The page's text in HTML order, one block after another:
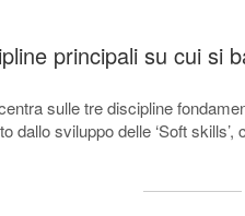
principali su cui si
sulle tre discipline
dallo sviluppo delle ‘Soft